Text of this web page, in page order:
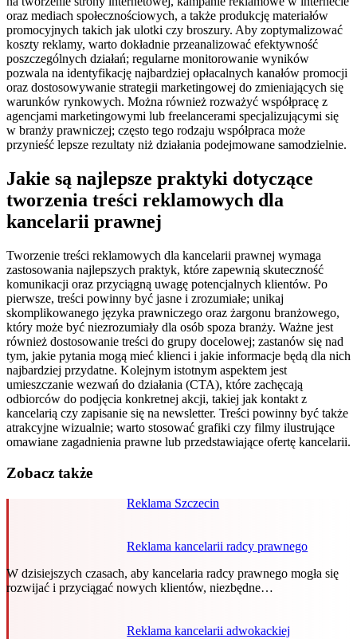
oraz mediach społecznościowych, a także produkcję materiałów
promocyjnych takich jak ulotki czy broszury. Aby zoptymalizować
koszty reklamy, warto dokładnie przeanalizować efektywność
poszczególnych działań; regularne monitorowanie wyników
pozwala na identyfikację najbardziej opłacalnych kanałów promocji
oraz dostosowywanie strategii marketingowej do zmieniających się
warunków rynkowych. Można również rozważyć współpracę z
agencjami marketingowymi lub freelancerami specjalizującymi się
w branży prawniczej; często tego rodzaju współpraca może
przynieść lepsze rezultaty niż działania podejmowane samodzielnie.
Jakie są najlepsze praktyki dotyczące
tworzenia treści reklamowych dla
kancelarii prawnej
Tworzenie treści reklamowych dla kancelarii prawnej wymaga
zastosowania najlepszych praktyk, które zapewnią skuteczność
komunikacji oraz przyciągną uwagę potencjalnych klientów. Po
pierwsze, treści powinny być jasne i zrozumiałe; unikaj
skomplikowanego języka prawniczego oraz żargonu branżowego,
który może być niezrozumiały dla osób spoza branży. Ważne jest
również dostosowanie treści do grupy docelowej; zastanów się nad
tym, jakie pytania mogą mieć klienci i jakie informacje będą dla nich
najbardziej przydatne. Kolejnym istotnym aspektem jest
umieszczanie wezwań do działania (CTA), które zachęcają
odbiorców do podjęcia konkretnej akcji, takiej jak kontakt z
kancelarią czy zapisanie się na newsletter. Treści powinny być także
atrakcyjne wizualnie; warto stosować grafiki czy filmy ilustrujące
omawiane zagadnienia prawne lub przedstawiające ofertę kancelarii.
Zobacz także
Reklama Szczecin
Reklama kancelarii radcy prawnego
W dzisiejszych czasach, aby kancelaria radcy prawnego mogła się
rozwijać i przyciągać nowych klientów, niezbędne…
Reklama kancelarii adwokackiej